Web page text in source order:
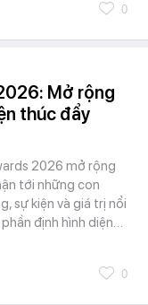
0
Mở rộng
thúc đẩy
2026 mở rộng
tới những con
sự kiện và giá trị nổi
định hình diện…
0